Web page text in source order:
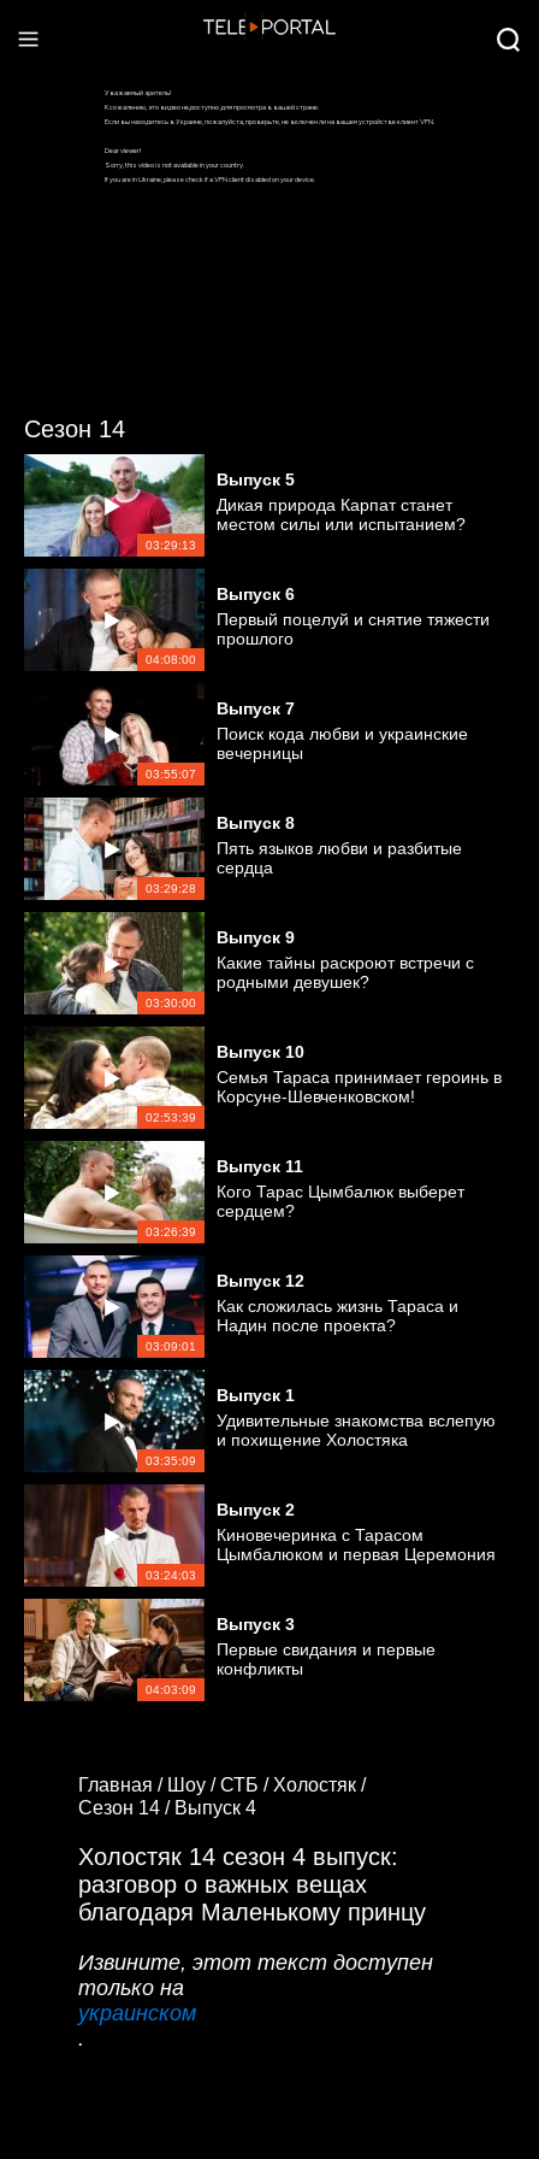
Сезон 14
03:29:13
Выпуск 5
Дикая природа Карпат станет
местом силы или испытанием?
04:08:00
Выпуск 6
Первый поцелуй и снятие тяжести
прошлого
03:55:07
Выпуск 7
Поиск кода любви и украинские
вечерницы
03:29:28
Выпуск 8
Пять языков любви и разбитые
сердца
03:30:00
Выпуск 9
Какие тайны раскроют встречи с
родными девушек?
02:53:39
Выпуск 10
Семья Тараса принимает героинь в
Корсуне-Шевченковском!
03:26:39
Выпуск 11
Кого Тарас Цымбалюк выберет
сердцем?
03:09:01
Выпуск 12
Как сложилась жизнь Тараса и
Надин после проекта?
03:35:09
Выпуск 1
Удивительные знакомства вслепую
и похищение Холостяка
03:24:03
Выпуск 2
Киновечеринка с Тарасом
Цымбалюком и первая Церемония
04:03:09
Выпуск 3
Первые свидания и первые
конфликты
Главная / Шоу /СТБ / Холостяк /
Сезон 14 / Выпуск 4
Холостяк 14 сезон 4 выпуск:
разговор о важных вещах
благодаря Маленькому принцу
Извините, этот текст доступен
только на
украинском
.